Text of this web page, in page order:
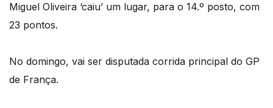
Miguel Oliveira ‘caiu’ um lugar, para o 14.º posto, com
23 pontos.
No domingo, vai ser disputada corrida principal do GP
de França.